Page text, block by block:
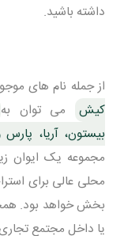
داشته باشید.
از جمله نام های
کیش
می توان به
بیستون، آریا، پارس
مجموعه یک ایوان
محلی عالی برای
یا داخل مجتمع